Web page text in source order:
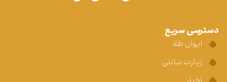
دسترسی سریع
ایوان طلا
زیارت نیابتی